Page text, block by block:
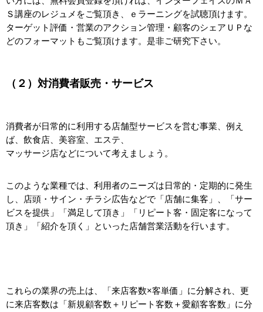
Ｓ講座のレジュメをご覧頂き、ｅラーニングを試聴頂けます。
ターゲット評価・営業のアクション管理・顧客のシェアＵＰな
どのフォーマットもご覧頂けます。是非ご研究下さい。
（２）対消費者販売・サービス
消費者が日常的に利用する店舗型サービスを営む事業、例え
ば、飲食店、美容室、エステ、
マッサージ店などについて考えましょう。
このような業種では、利用者のニーズは日常的・定期的に発生
し、店頭・サイン・チラシ広告などで「店舗に集客」、「サー
ビスを提供」「満足して頂き」「リピート客・固定客になって
頂き」「紹介を頂く」といった店舗営業活動を行います。
これらの業界の売上は、「来店客数×客単価」に分解され、更
に来店客数は「新規顧客数＋リピート客数＋愛顧客客数」に分